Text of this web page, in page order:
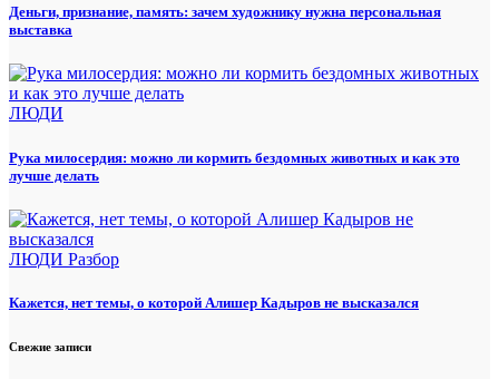
Деньги, признание, память: зачем художнику нужна персональная
выставка
ЛЮДИ
Рука милосердия: можно ли кормить бездомных животных и как это
лучше делать
ЛЮДИ Разбор
Кажется, нет темы, о которой Алишер Кадыров не высказался
Свежие записи